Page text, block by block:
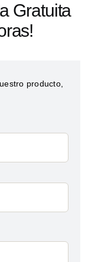
Gratuita
producto,